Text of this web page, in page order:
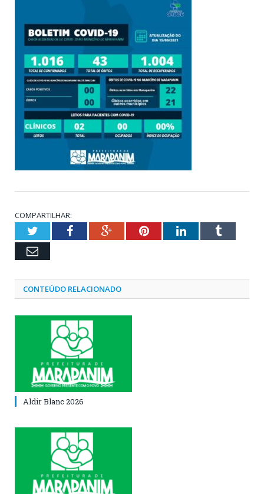
COMPARTILHAR:
TwitterFacebookGoogle+PinterestLinkedInTumblr
Email
CONTEÚDO RELACIONADO
Aldir Blanc 2026